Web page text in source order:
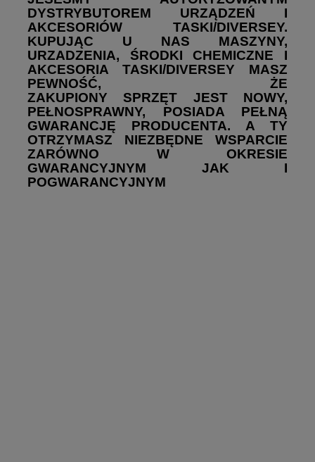
DYSTRYBUTOREM URZĄDZEŃ I
AKCESORIÓW TASKI/DIVERSEY.
KUPUJĄC U NAS MASZYNY,
URZADZENIA, ŚRODKI CHEMICZNE I
AKCESORIA TASKI/DIVERSEY MASZ
PEWNOŚĆ, ŻE
ZAKUPIONY SPRZĘT JEST NOWY,
PEŁNOSPRAWNY, POSIADA PEŁNĄ
GWARANCJĘ PRODUCENTA. A TY
OTRZYMASZ NIEZBĘDNE WSPARCIE
ZARÓWNO W OKRESIE
GWARANCYJNYM JAK I
POGWARANCYJNYM